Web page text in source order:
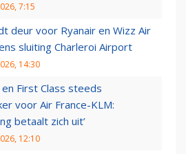
7:15
deur voor Ryanair en Wizz Air
sluiting Charleroi Airport
14:30
First Class steeds
voor Air France-KLM:
betaalt zich uit’
12:10